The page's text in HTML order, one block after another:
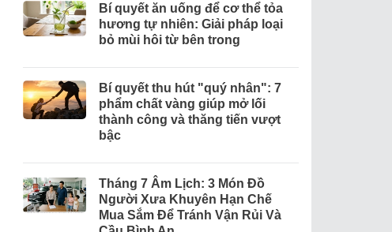
Bí quyết ăn uống để cơ thể tỏa
hương tự nhiên: Giải pháp loại
bỏ mùi hôi từ bên trong
Bí quyết thu hút "quý nhân": 7
phẩm chất vàng giúp mở lối
thành công và thăng tiến vượt
bậc
Tháng 7 Âm Lịch: 3 Món Đồ
Người Xưa Khuyên Hạn Chế
Mua Sắm Để Tránh Vận Rủi Và